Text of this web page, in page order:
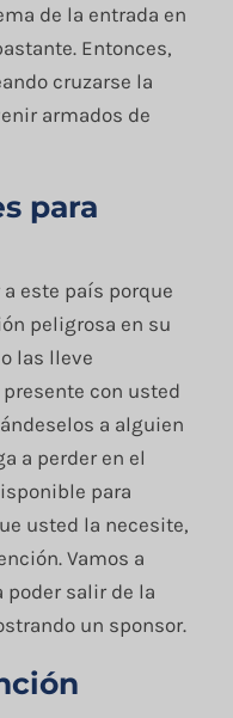
de la entrada en
Entonces,
cruzarse la
armados de
para
este país porque
peligrosa en su
las lleve
con usted
a alguien
a perder en el
para
usted la necesite,
Vamos a
poder salir de la
un sponsor.